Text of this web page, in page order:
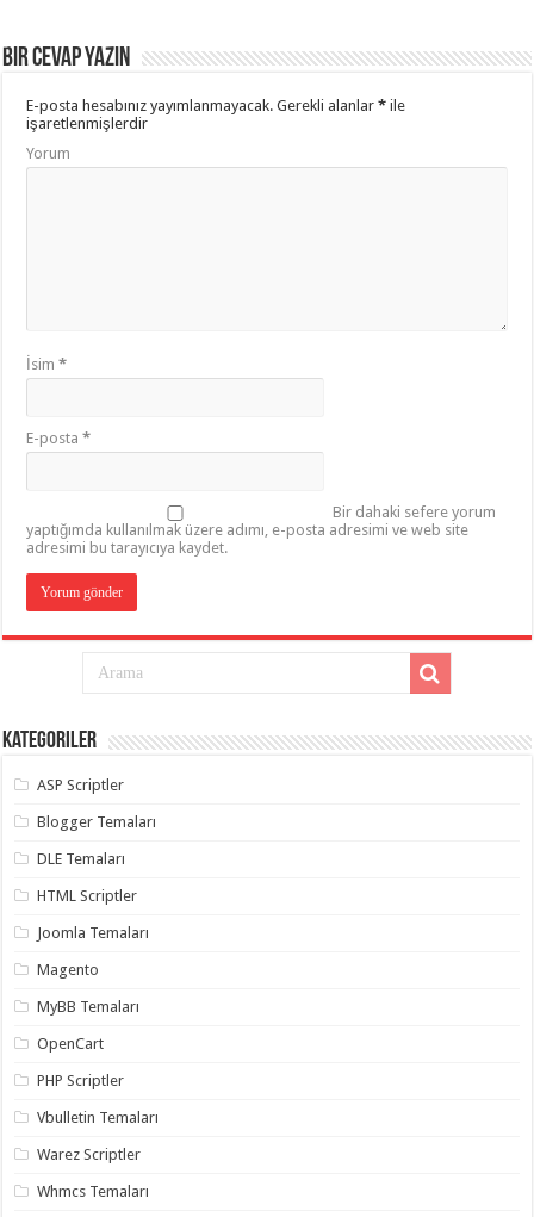
Bir cevap yazın
E-posta hesabınız yayımlanmayacak. Gerekli alanlar* ile
işaretlenmişlerdir
Yorum
İsim*
E-posta*
Bir dahaki sefere yorum
yaptığımda kullanılmak üzere adımı, e-posta adresimi ve web site
adresimi bu tarayıcıya kaydet.
Kategoriler
ASP Scriptler
Blogger Temaları
DLE Temaları
HTML Scriptler
Joomla Temaları
Magento
MyBB Temaları
OpenCart
PHP Scriptler
Vbulletin Temaları
Warez Scriptler
Whmcs Temaları